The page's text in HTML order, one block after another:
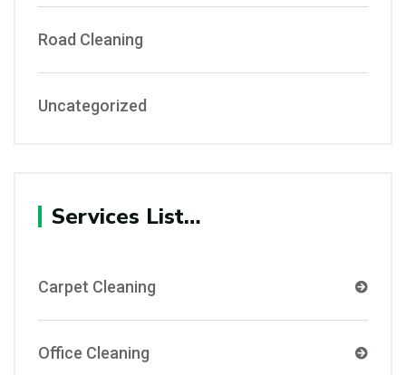
Road Cleaning
Uncategorized
Services List…
Carpet Cleaning
Office Cleaning